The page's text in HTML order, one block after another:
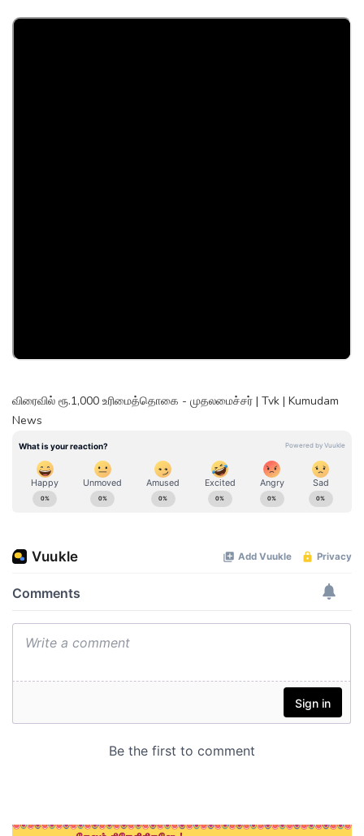
விரைவில் ரூ.1,000 உரிமைத்தொகை - முதலமைச்சர் | Tvk | Kumudam
News